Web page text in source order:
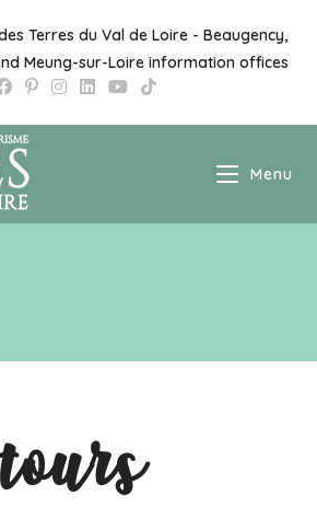
Terres du Val de Loire - Beaugency,
Meung-sur-Loire information offices
Menu